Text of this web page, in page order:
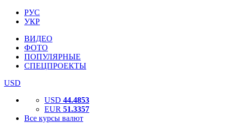
РУС
УКР
ВИДЕО
ФОТО
ПОПУЛЯРНЫЕ
СПЕЦПРОЕКТЫ
USD
USD 44.4853
EUR 51.3357
Все курсы валют